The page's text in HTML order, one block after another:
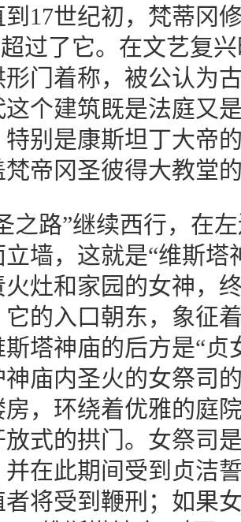
17世纪初，梵蒂冈
过了它。在文艺复
门着称，被公认为
个建筑既是法庭又
特别是康斯坦丁大帝
帝冈圣彼得大教堂
之路”继续西行，在
立墙，这就是“维斯
灶和家园的女神，
它的入口朝东，象征
塔神庙的后方是“
庙内圣火的女祭司
房，环绕着优雅的庭
式的拱门。女祭司
并在此期间受到贞洁
将受到鞭刑；如果